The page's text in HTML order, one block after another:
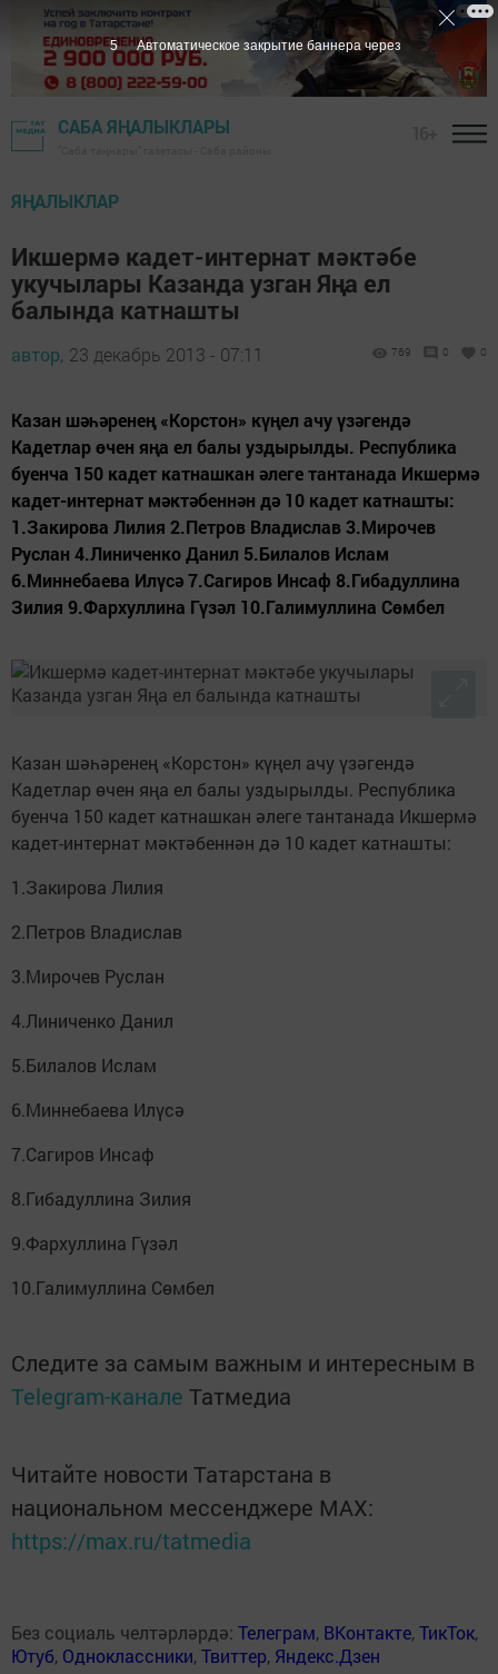
САБА ЯҢАЛЫКЛАРЫ
ЯҢАЛЫКЛАР
Икшермә кадет-интернат мәктәбе
укучылары Казанда узган Яңа ел
балында катнашты
автор, 23 декабрь 2013 - 07:11 769 0 0
Казан шәһәренең «Корстон» күңел ачу үзәгендә
Кадетлар өчен яңа ел балы уздырылды. Республика
буенча 150 кадет катнашкан әлеге тантанада Икшермә
кадет-интернат мәктәбеннән дә 10 кадет катнашты:
1.Закирова Лилия 2.Петров Владислав 3.Мирочев
Руслан 4.Линиченко Данил 5.Билалов Ислам
6.Миннебаева Илүсә 7.Сагиров Инсаф 8.Гибадуллина
Зилия 9.Фархуллина Гүзәл 10.Галимуллина Сөмбел
Казан шәһәренең «Корстон» күңел ачу үзәгендә
Кадетлар өчен яңа ел балы уздырылды. Республика
буенча 150 кадет катнашкан әлеге тантанада Икшермә
кадет-интернат мәктәбеннән дә 10 кадет катнашты:
1.Закирова Лилия
2.Петров Владислав
3.Мирочев Руслан
4.Линиченко Данил
5.Билалов Ислам
6.Миннебаева Илүсә
7.Сагиров Инсаф
8.Гибадуллина Зилия
9.Фархуллина Гүзәл
10.Галимуллина Сөмбел
Следите за самым важным и интересным в
Telegram-канале Татмедиа
Читайте новости Татарстана в
национальном мессенджере MАХ:
https://max.ru/tatmedia
Без социаль челтәрләрдә: Телеграм, ВКонтакте,ТикТок,
Ютуб, Одноклассники,Твиттер, Яндекс.Дзен
4 Автоматическое закрытие баннера через